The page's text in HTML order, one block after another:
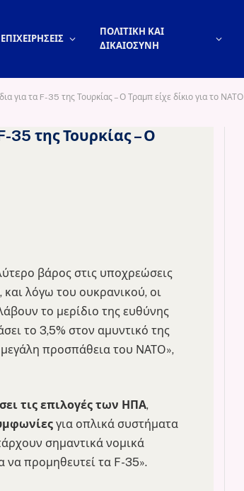
ΕΠΙΧΕΙΡΗΣΕΙΣ
ΠΟΛΙΤΙΚΗ ΚΑΙ
ΔΙΚΑΙΟΣΥΝΗ
για τα F-35 της Τουρκίας – Ο Τραμπ είχε δίκιο για το ΝΑΤΟ
της Τουρκίας – Ο
βάρος στις υποχρεώσεις
και λόγω του ουκρανικού, οι
το μερίδιο της ευθύνης
το 3,5% στον αμυντικό της
προσπάθεια του ΝΑΤΟ»,
τις επιλογές των ΗΠΑ,
για οπλικά συστήματα
σημαντικά νομικά
να προμηθευτεί τα F-35».